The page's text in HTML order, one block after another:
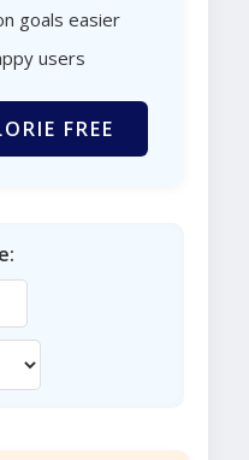
goals easier
users
FREE